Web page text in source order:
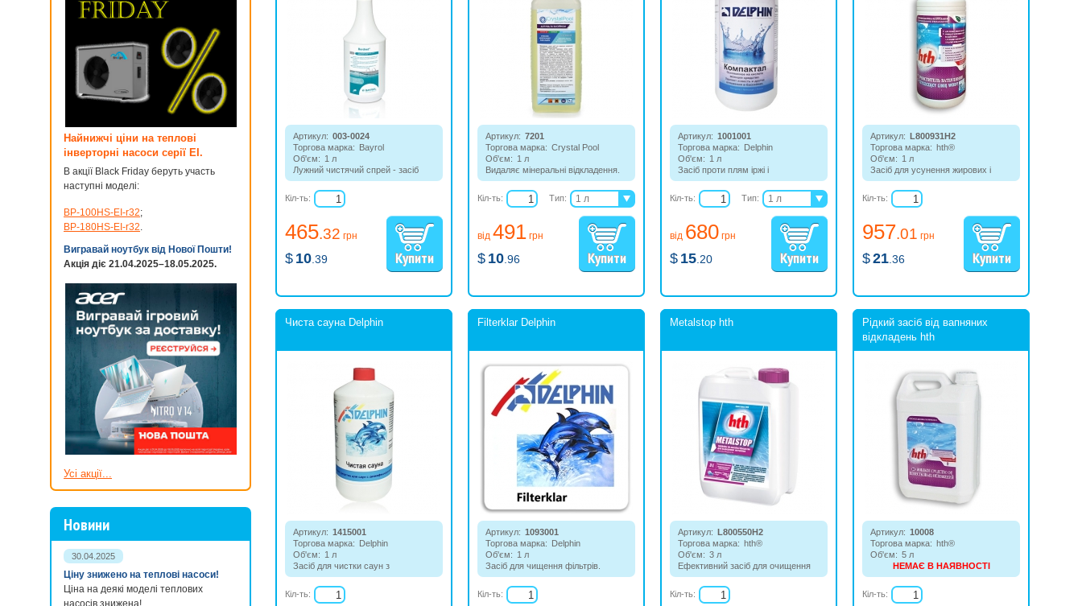
Артикул: 003-0024
Торгова марка: Bayrol
Об'єм: 1 л
Лужний чистячий спрей - засіб
для видалення жиру і слизу з
ватерлінії.
465.32 грн
$ 10 .39
Кіл-ть:
Артикул: 7201
Торгова марка: Crystal Pool
Об'єм: 1 л
Видаляє мінеральні відкладення.
від 491 грн
$ 10 .96
Кіл-ть: Тип:
1 л
5 л
Артикул: 1001001
Торгова марка: Delphin
Об'єм: 1 л
Засіб проти плям іржі і
водоростей.
від 680 грн
$ 15 .20
Кіл-ть: Тип:
1 л
3 л
Артикул: L800931H2
Торгова марка: hth®
Об'єм: 1 л
Засіб для усунення жирових і
вапняних нальотів. Відмінно
розчиняє і очищає забруднення,
після очищення поверхні набуває
957.01 грн
$21 .36
Кіл-ть:
Чиста сауна Delphin
Артикул: 1415001
Торгова марка: Delphin
Об'єм: 1 л
Засіб для чистки саун з
дезинфікуючою властивістю.
Кіл-ть:
Filterklar Delphin
Артикул: 1093001
Торгова марка: Delphin
Об'єм: 1 л
Засіб для чищення фільтрів.
Видаляє вапно, органічні частки,
залишки жирів та інші
забруднення, що скупчуються в
Кіл-ть:
Metalstop hth
Артикул: L800550H2
Торгова марка: hth®
Об'єм: 3 л
Ефективний засіб для очищення
води басейну від іонів різних
металів. Запобігає утворенню
мінеральних відкладень.
Кіл-ть:
Рідкий засіб від вапняних
відкладень hth
Артикул: 10008
Торгова марка: hth®
Об'єм: 5 л
НЕМАЄ В НАЯВНОСТІ
Засіб для видалення вапняного
нальоту. Скорочує утворення
нальоту на стінках басейну і тим
Кіл-ть:
Найнижчі ціни на теплові
інверторні насоси серії EI.
В акції Black Friday беруть участь
наступні моделі:
BP-100HS-EI-r32;
BP-180HS-EI-r32.
Вигравай ноутбук від Нової Пошти!
Акція діє 21.04.2025–18.05.2025.
Усі акції...
Новини
30.04.2025
Ціну знижено на теплові насоси!
Ціна на деякі моделі теплових
насосів знижена!